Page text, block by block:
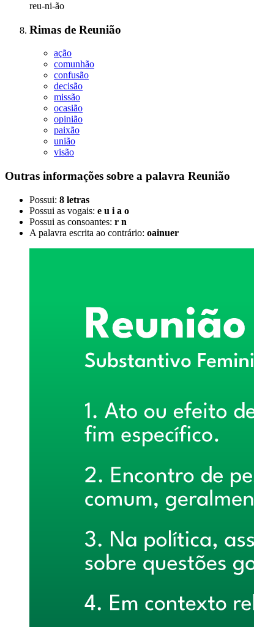
reu-ni-ão
Rimas de Reunião
ação
comunhão
confusão
decisão
missão
ocasião
opinião
paixão
união
visão
Outras informações sobre a palavra Reunião
Possui: 8 letras
Possui as vogais: e u i a o
Possui as consoantes: r n
A palavra escrita ao contrário: oainuer